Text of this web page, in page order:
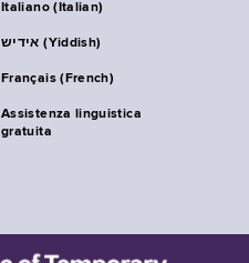
Italiano (Italian)
אידיש (Yiddish)
Français (French)
Assistenza linguistica
gratuita